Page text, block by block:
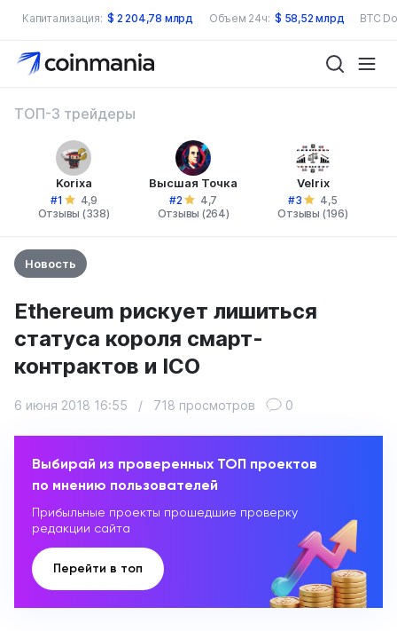
Капитализация: $ 2 204,78 млрд Объем 24ч: $ 58,52 млрд BTC
ТОП-3 трейдеры
Korixa
#1
4,9
Отзывы (338)
Высшая Точка
#2
4,7
Отзывы (264)
Velrix
#3
4,5
Отзывы (196)
Новость
Ethereum рискует лишиться
статуса короля смарт-
контрактов и ICO
6 июня 2018 16:55 / 718 просмотров 0
Выбирай из проверенных ТОП проектов
по мнению пользователей
Прибыльные проекты прошедшие проверку
редакции сайта
Перейти в топ